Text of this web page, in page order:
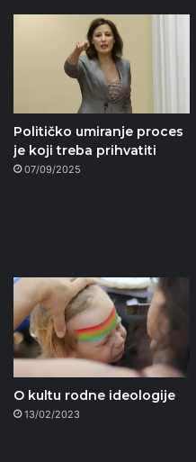
Političko umiranje proces
je koji treba prihvatiti
07/09/2025
O kultu rodne ideologije
13/02/2023